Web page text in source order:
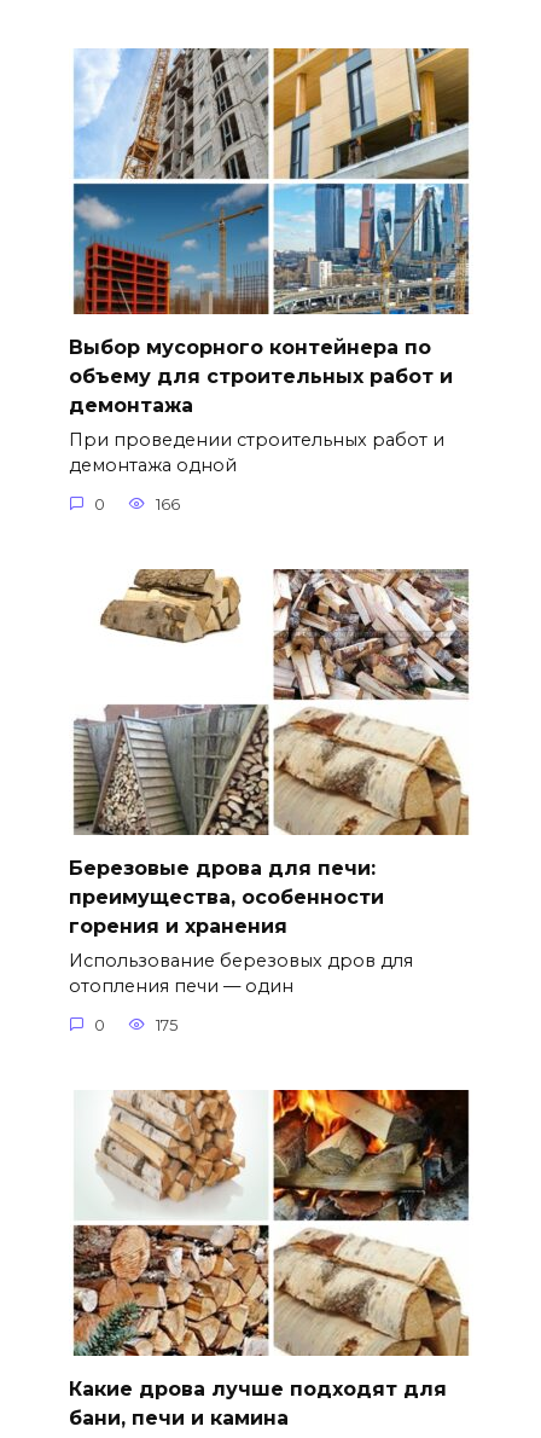
Выбор мусорного контейнера по
объему для строительных работ и
демонтажа
При проведении строительных работ и
демонтажа одной
0 166
Березовые дрова для печи:
преимущества, особенности
горения и хранения
Использование березовых дров для
отопления печи — один
0 175
Какие дрова лучше подходят для
бани, печи и камина